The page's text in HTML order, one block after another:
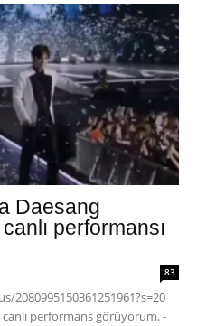
Daesang
performansı
83
performans görüyorum. -